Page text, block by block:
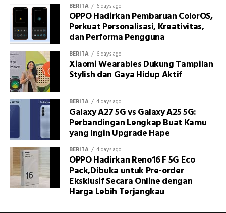
BERITA 6 days ago
OPPO Hadirkan Pembaruan ColorOS,
Perkuat Personalisasi, Kreativitas,
dan Performa Pengguna
BERITA 6 days ago
Xiaomi Wearables Dukung Tampilan
Stylish dan Gaya Hidup Aktif
BERITA 4 days ago
Galaxy A27 5G vs Galaxy A25 5G:
Perbandingan Lengkap Buat Kamu
yang Ingin Upgrade Hape
BERITA 4 days ago
OPPO Hadirkan Reno16 F 5G Eco
Pack,Dibuka untuk Pre-order
Eksklusif Secara Online dengan
Harga Lebih Terjangkau